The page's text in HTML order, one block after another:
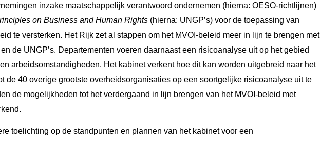
inzake maatschappelijk verantwoord ondernemen (hierna: OESO-richtlijnen)
on Business and Human Rights (hierna: UNGP’s) voor de toepassing van
te versterken. Het Rijk zet al stappen om het MVOI-beleid meer in lijn te brengen met
de UNGP’s. Departementen voeren daarnaast een risicoanalyse uit op het gebied
arbeidsomstandigheden. Het kabinet verkent hoe dit kan worden uitgebreid naar het
de 40 overige grootste overheidsorganisaties op een soortgelijke risicoanalyse uit te
de mogelijkheden tot het verdergaand in lijn brengen van het MVOI-beleid met
toelichting op de standpunten en plannen van het kabinet voor een